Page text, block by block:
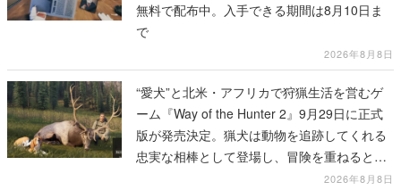
無料で配布中。入手できる期間は8月10日ま
で
2026年8月8日
“愛犬”と北米・アフリカで狩猟生活を営むゲ
ーム『Way of the Hunter 2』9月29日に正式
版が発売決定。猟犬は動物を追跡してくれる
忠実な相棒として登場し、冒険を重ねると成
2026年8月8日